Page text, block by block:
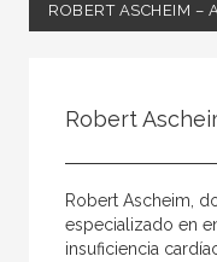
ROBERT ASCHEIM –
Coordinador
Robert
Robert Ascheim,
especializado en
insuficiencia